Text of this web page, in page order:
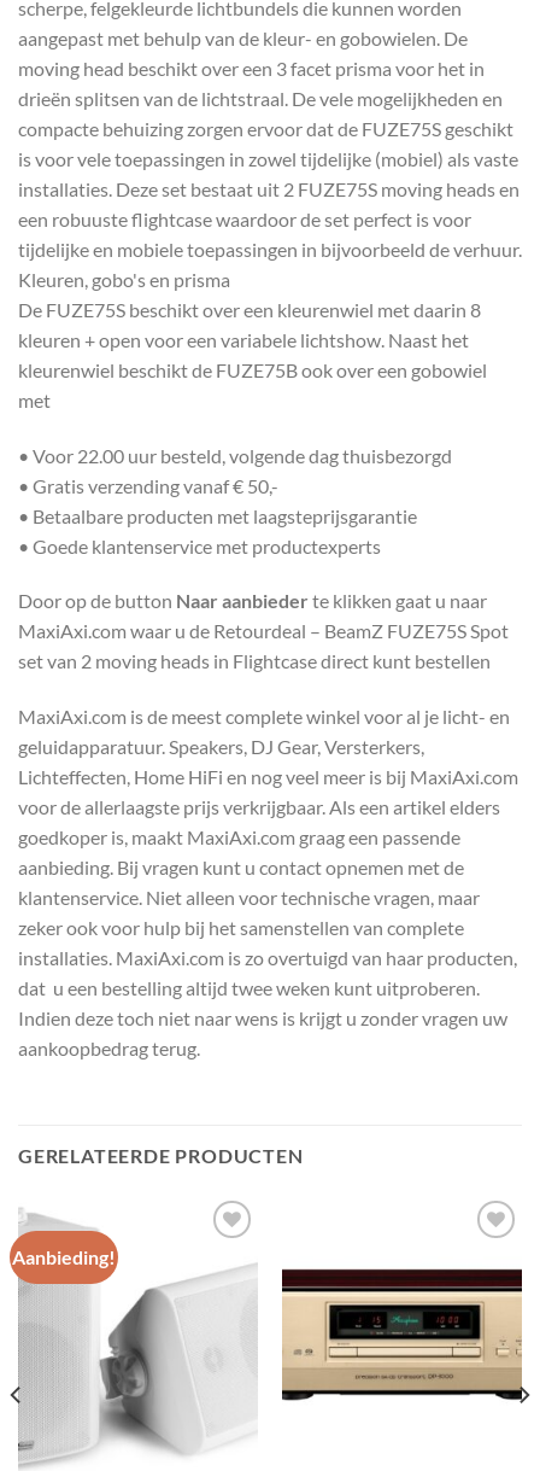
scherpe, felgekleurde lichtbundels die kunnen worden
aangepast met behulp van de kleur- en gobowielen. De
moving head beschikt over een 3 facet prisma voor het in
drieën splitsen van de lichtstraal. De vele mogelijkheden en
compacte behuizing zorgen ervoor dat de FUZE75S geschikt
is voor vele toepassingen in zowel tijdelijke (mobiel) als vaste
installaties. Deze set bestaat uit 2 FUZE75S moving heads en
een robuuste flightcase waardoor de set perfect is voor
tijdelijke en mobiele toepassingen in bijvoorbeeld de verhuur.
Kleuren, gobo's en prisma
De FUZE75S beschikt over een kleurenwiel met daarin 8
kleuren + open voor een variabele lichtshow. Naast het
kleurenwiel beschikt de FUZE75B ook over een gobowiel
met
• Voor 22.00 uur besteld, volgende dag thuisbezorgd
• Gratis verzending vanaf € 50,-
• Betaalbare producten met laagsteprijsgarantie
• Goede klantenservice met productexperts
Door op de button Naar aanbieder te klikken gaat u naar
MaxiAxi.com waar u de Retourdeal – BeamZ FUZE75S Spot
set van 2 moving heads in Flightcase direct kunt bestellen
MaxiAxi.com is de meest complete winkel voor al je licht- en
geluidapparatuur. Speakers, DJ Gear, Versterkers,
Lichteffecten, Home HiFi en nog veel meer is bij MaxiAxi.com
voor de allerlaagste prijs verkrijgbaar. Als een artikel elders
goedkoper is, maakt MaxiAxi.com graag een passende
aanbieding. Bij vragen kunt u contact opnemen met de
klantenservice. Niet alleen voor technische vragen, maar
zeker ook voor hulp bij het samenstellen van complete
installaties. MaxiAxi.com is zo overtuigd van haar producten,
dat u een bestelling altijd twee weken kunt uitproberen.
Indien deze toch niet naar wens is krijgt u zonder vragen uw
aankoopbedrag terug.
GERELATEERDE PRODUCTEN
Aanbieding!
Toevoegen
aan
wenslijst